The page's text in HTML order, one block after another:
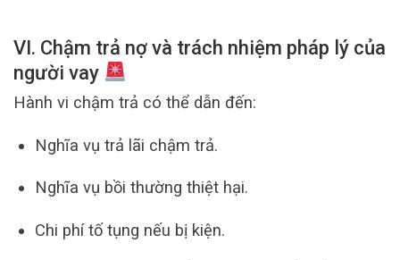
VI. Chậm trả nợ và trách nhiệm pháp lý của
người vay
Hành vi chậm trả có thể dẫn đến:
Nghĩa vụ trả lãi chậm trả.
Nghĩa vụ bồi thường thiệt hại.
Chi phí tố tụng nếu bị kiện.